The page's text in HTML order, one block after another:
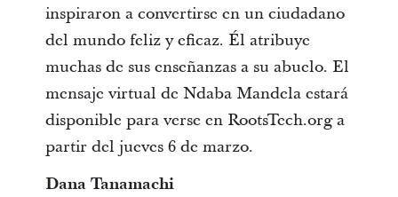
inspiraron a convertirse en un ciudadano
del mundo feliz y eficaz. Él atribuye
muchas de sus enseñanzas a su abuelo. El
mensaje virtual de Ndaba Mandela estará
disponible para verse en RootsTech.org a
partir del jueves 6 de marzo.
Dana Tanamachi